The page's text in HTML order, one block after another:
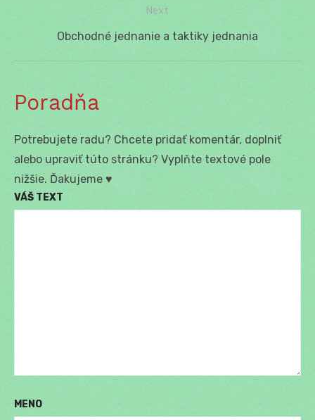
Next
Next
Obchodné jednanie a taktiky jednania
Poradňa
Potrebujete radu? Chcete pridať komentár, doplniť
alebo upraviť túto stránku? Vyplňte textové pole
nižšie. Ďakujeme ♥
VÁŠ TEXT
MENO